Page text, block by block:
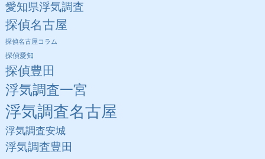
愛知県浮気調査
探偵名古屋
探偵名古屋コラム
探偵愛知
探偵豊田
浮気調査一宮
浮気調査名古屋
浮気調査安城
浮気調査豊田